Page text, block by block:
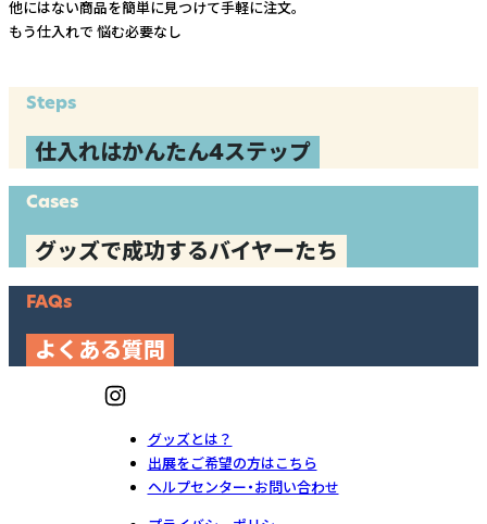
他にはない商品を簡単に見つけて手軽に注文。
もう仕入れで 悩む必要なし
Steps
仕入れはかんたん4ステップ
Cases
グッズで成功するバイヤーたち
FAQs
よくある質問
グッズとは？
出展をご希望の方はこちら
ヘルプセンター・お問い合わせ